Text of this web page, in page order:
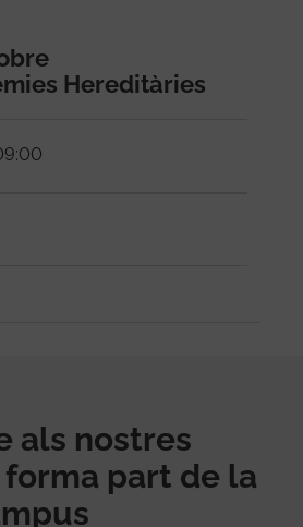
Hereditàries
als nostres
part de la